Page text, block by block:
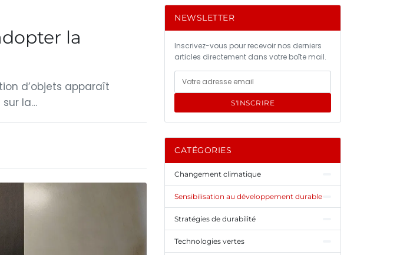
la
d’objets apparaît
la…
NEWSLETTER
Inscrivez-vous pour recevoir nos derniers
articles directement dans votre boîte mail.
S'INSCRIRE
CATÉGORIES
Changement climatique
Sensibilisation au développement durable
Stratégies de durabilité
Technologies vertes